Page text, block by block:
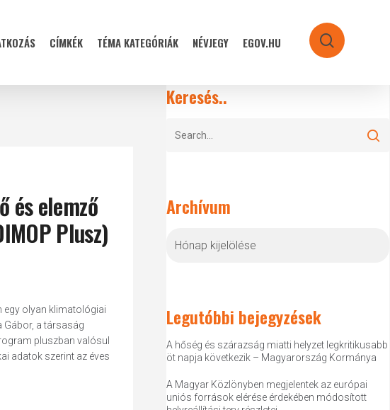
CÍMKÉK TÉMA KATEGÓRIÁK NÉVJEGY EGOV.HU search
és elemző
Plusz)
egy olyan klimatológiai
Gábor, a társaság
pluszban valósul
adatok szerint az éves
Keresés..
Archívum
Legutóbbi bejegyzések
A hőség és szárazság miatti helyzet legkritikusabb
öt napja következik – Magyarország Kormánya
A Magyar Közlönyben megjelentek az európai
uniós források elérése érdekében módosított